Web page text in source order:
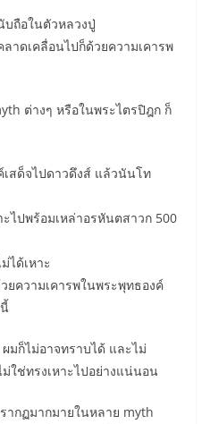
บถือในตัวหลวงปู่
าดเคลื่อนไปก็ด้วยความเคารพ
ต่างๆ หรือในพระไตรปิฎก ก็
เสด็จไปดาวดึงส์ แล้วนันโท
ไปพร้อมเหล่าอรหันตสาวก 500
ได้เหาะ
ยความเคารพในพระพุทธองค์
มก็ไม่อาจทราบได้ และไม่
ใช่ทรงเหาะไปอย่างแน่นอน
ากฏมากมายในหลาย myth